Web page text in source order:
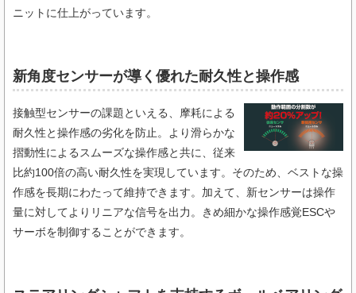
ニットに仕上がっています。
新角度センサーが導く優れた耐久性と操作感
接触型センサーの課題といえる、摩耗による
耐久性と操作感の劣化を防止。より滑らかな
摺動性によるスムーズな操作感と共に、従来
比約100倍の高い耐久性を実現しています。そのため、ベストな操
作感を長期にわたって維持できます。加えて、新センサーは操作
量に対してよりリニアな信号を出力。きめ細かな操作感覚ESCや
サーボを制御することができます。